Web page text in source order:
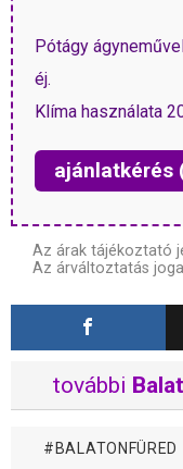
Pótágy
éj.
Klíma használata
ajánlatkérés
Az árak tájékoztató
Az árváltoztatás
további
BALATONFÜRED